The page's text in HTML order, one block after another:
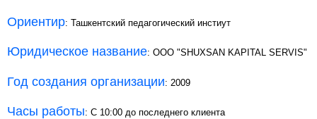
Ориентир: Ташкентский педагогический инстиут
Юридическое название: ООО "SHUXSAN KAPITAL SERVIS"
Год создания организации: 2009
Часы работы: С 10:00 до последнего клиента